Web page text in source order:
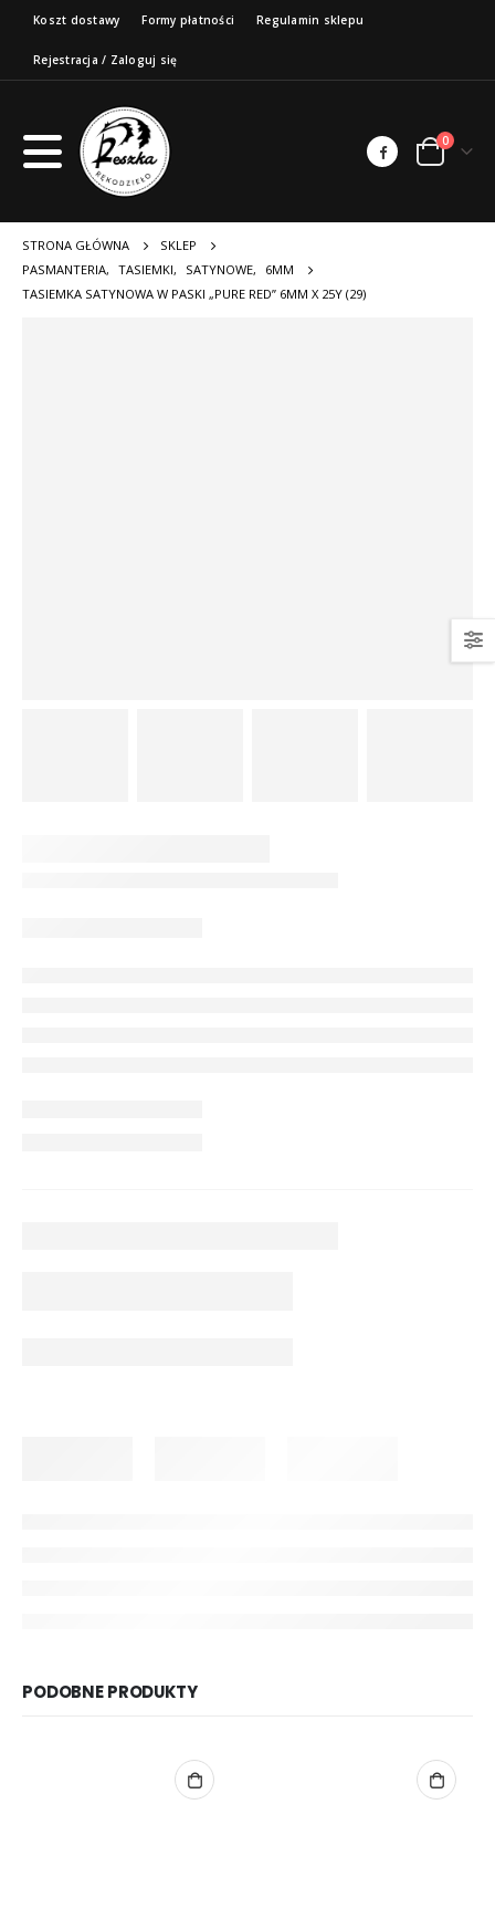
Koszt dostawy Formy płatności Regulamin sklepu
Rejestracja / Zaloguj się
0
STRONA GŁÓWNA
SKLEP
PASMANTERIA, TASIEMKI, SATYNOWE,
6MM
TASIEMKA SATYNOWA W PASKI „PURE RED” 6MM X 25Y (29)
PODOBNE PRODUKTY